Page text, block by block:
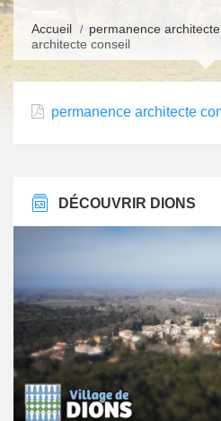
Accueil permanence
architecte conseil
permanence architecte
DÉCOUVRIR DIONS